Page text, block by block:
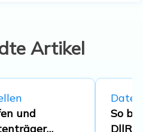
Artikel
und
So